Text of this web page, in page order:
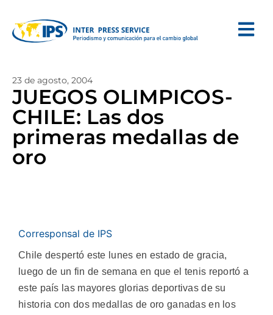
23 de agosto, 2004
JUEGOS OLIMPICOS-
CHILE: Las dos
primeras medallas de
oro
Corresponsal de IPS
Chile despertó este lunes en estado de gracia,
luego de un fin de semana en que el tenis reportó a
este país las mayores glorias deportivas de su
historia con dos medallas de oro ganadas en los